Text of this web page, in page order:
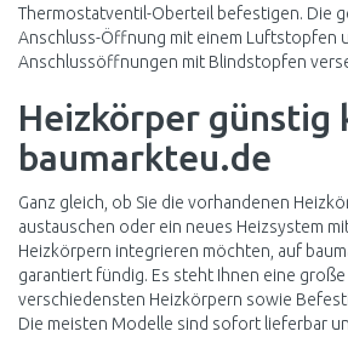
Thermostatventil-Oberteil befestigen. Die
Anschluss-Öffnung mit einem Luftstopfen
Anschlussöffnungen mit Blindstopfen
Heizkörper günstig
baumarkteu.de
Ganz gleich, ob Sie die vorhandenen
austauschen oder ein neues Heizsystem
Heizkörpern integrieren möchten, auf
garantiert fündig. Es steht Ihnen eine große
verschiedensten Heizkörpern sowie
Die meisten Modelle sind sofort lieferbar